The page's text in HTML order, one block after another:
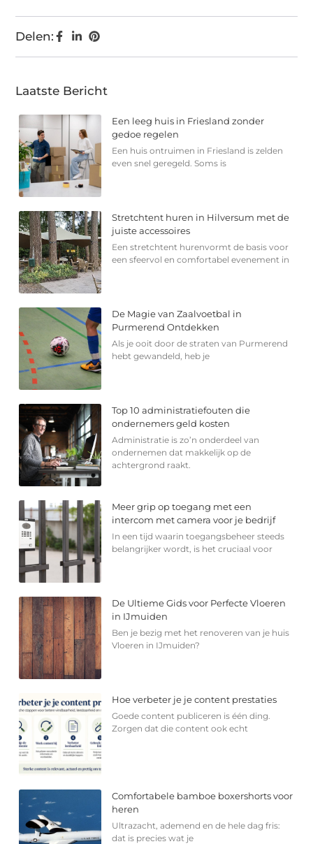
Delen:
Laatste Bericht
Een leeg huis in Friesland zonder
gedoe regelen
Een huis ontruimen in Friesland is zelden
even snel geregeld. Soms is
Stretchtent huren in Hilversum met de
juiste accessoires
Een stretchtent hurenvormt de basis voor
een sfeervol en comfortabel evenement in
De Magie van Zaalvoetbal in
Purmerend Ontdekken
Als je ooit door de straten van Purmerend
hebt gewandeld, heb je
Top 10 administratiefouten die
ondernemers geld kosten
Administratie is zo’n onderdeel van
ondernemen dat makkelijk op de
achtergrond raakt.
Meer grip op toegang met een
intercom met camera voor je bedrijf
In een tijd waarin toegangsbeheer steeds
belangrijker wordt, is het cruciaal voor
De Ultieme Gids voor Perfecte Vloeren
in IJmuiden
Ben je bezig met het renoveren van je huis
Vloeren in IJmuiden?
Hoe verbeter je je content prestaties
Goede content publiceren is één ding.
Zorgen dat die content ook echt
Comfortabele bamboe boxershorts voor
heren
Ultrazacht, ademend en de hele dag fris:
dat is precies wat je